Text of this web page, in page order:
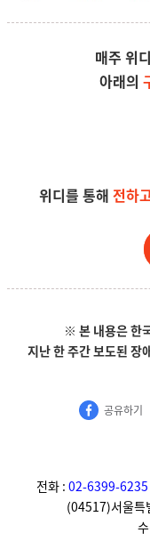
매주 위
아래의
위디를 통해 전하
※ 본 내용은 한
지난 한 주간 보도된 장
공유하기
전화 : 02-6399-6235
(04517)서울특